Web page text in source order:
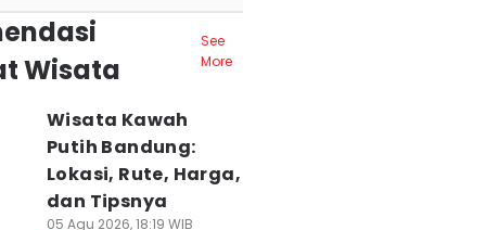
Wisata
See
More
Wisata Kawah
Putih Bandung:
Lokasi, Rute, Harga,
dan Tipsnya
05 Agu 2026, 18:19 WIB